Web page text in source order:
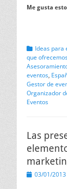
Me gusta
Categorias
Ideas para
que
eventos,
Gestor de
Organizador
Eventos
Las
Publicado
03/01/2013